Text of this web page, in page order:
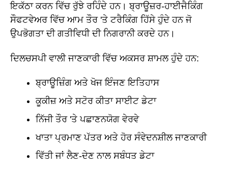
ਇਕੱਠਾ ਕਰਨ ਵਿੱਚ ਰੁੱਝੇ ਰਹਿੰਦੇ ਹਨ। ਬ੍ਰਾਊਜ਼ਰ-ਹਾਈਜੈਕਿੰਗ
ਸੌਫਟਵੇਅਰ ਵਿੱਚ ਆਮ ਤੌਰ 'ਤੇ ਟਰੈਕਿੰਗ ਹਿੱਸੇ ਹੁੰਦੇ ਹਨ ਜੋ
ਉਪਭੋਗਤਾ ਦੀ ਗਤੀਵਿਧੀ ਦੀ ਨਿਗਰਾਨੀ ਕਰਦੇ ਹਨ।
ਦਿਲਚਸਪੀ ਵਾਲੀ ਜਾਣਕਾਰੀ ਵਿੱਚ ਅਕਸਰ ਸ਼ਾਮਲ ਹੁੰਦੇ ਹਨ:
ਬ੍ਰਾਊਜ਼ਿੰਗ ਅਤੇ ਖੋਜ ਇੰਜਣ ਇਤਿਹਾਸ
ਕੂਕੀਜ਼ ਅਤੇ ਸਟੋਰ ਕੀਤਾ ਸਾਈਟ ਡੇਟਾ
ਨਿੱਜੀ ਤੌਰ 'ਤੇ ਪਛਾਣਨਯੋਗ ਵੇਰਵੇ
ਖਾਤਾ ਪ੍ਰਮਾਣ ਪੱਤਰ ਅਤੇ ਹੋਰ ਸੰਵੇਦਨਸ਼ੀਲ ਜਾਣਕਾਰੀ
ਵਿੱਤੀ ਜਾਂ ਲੈਣ-ਦੇਣ ਨਾਲ ਸਬੰਧਤ ਡੇਟਾ